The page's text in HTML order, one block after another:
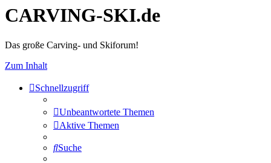
CARVING-SKI.de
Das große Carving- und Skiforum!
Zum Inhalt
Schnellzugriff
Unbeantwortete Themen
Aktive Themen
Suche